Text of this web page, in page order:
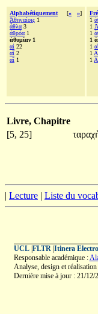
Alphabétiquement [« »]
Ἀθηναίοις 1
ἆθλα 3
ἀθρόα 1
ἀθυμίαν 1
αἱ 22
αἵ 2
αἳ 1
1
1
1
1
1
1
1
Livre, Chapitre
[5, 25]
| Lecture | Liste du
UCL| FLTR| Itinera
Responsable académique :
Analyse, design et
Dernière mise à jour : 21/12/